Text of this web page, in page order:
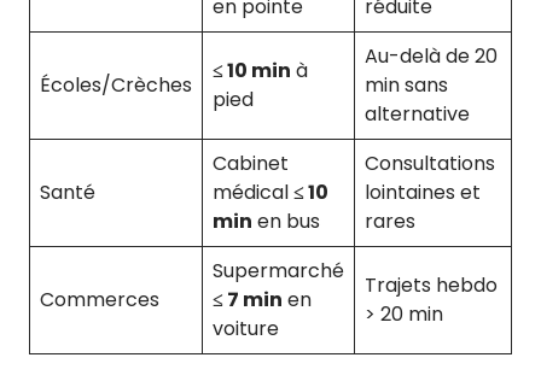
en pointe
réduite
Écoles/Crèches
≤ 10 min à
pied
Au-delà de 20
min sans
alternative
Santé
Cabinet
médical≤ 10
min en bus
Consultations
lointaines et
rares
Commerces
Supermarché
≤ 7 min en
voiture
Trajets hebdo
> 20 min